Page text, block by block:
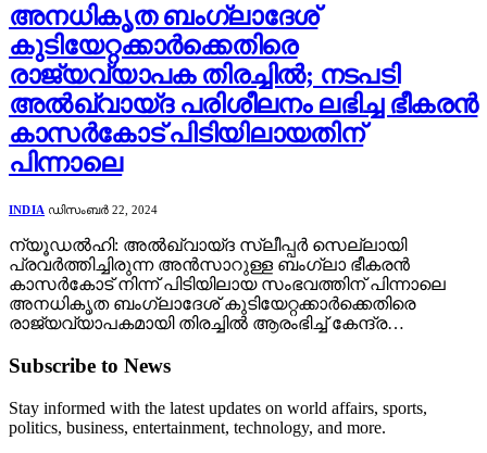
അനധികൃത ബംഗ്ലാദേശ്
കുടിയേറ്റക്കാർക്കെതിരെ
രാജ്യവ്യാപക തിരച്ചിൽ; നടപടി
അൽഖ്വായ്ദ പരിശീലനം ലഭിച്ച ഭീകരൻ
കാസർകോട് പിടിയിലായതിന്
പിന്നാലെ
INDIA ഡിസംബർ 22, 2024
ന്യൂഡൽഹി: അൽഖ്വായ്ദ സ്ലീപ്പർ സെല്ലായി
പ്രവർത്തിച്ചിരുന്ന അൻസാറുള്ള ബംഗ്ലാ ഭീകരൻ
കാസർകോട് നിന്ന് പിടിയിലായ സംഭവത്തിന് പിന്നാലെ
അനധികൃത ബംഗ്ലാദേശ് കുടിയേറ്റക്കാർക്കെതിരെ
രാജ്യവ്യാപകമായി തിരച്ചിൽ ആരംഭിച്ച് കേന്ദ്ര…
Subscribe to News
Stay informed with the latest updates on world affairs, sports,
politics, business, entertainment, technology, and more.